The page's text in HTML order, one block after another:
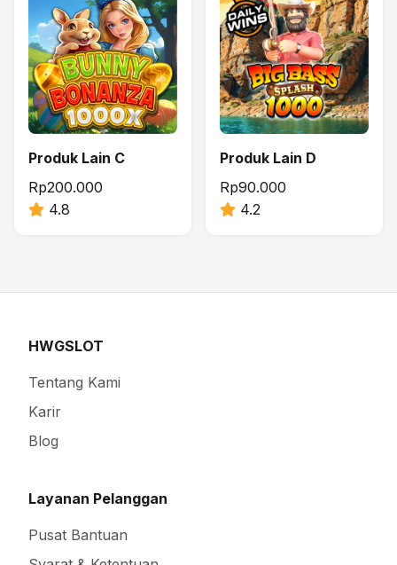
Produk Lain C
Rp200.000
4.8
Produk Lain D
Rp90.000
4.2
HWGSLOT
Tentang Kami
Karir
Blog
Layanan Pelanggan
Pusat Bantuan